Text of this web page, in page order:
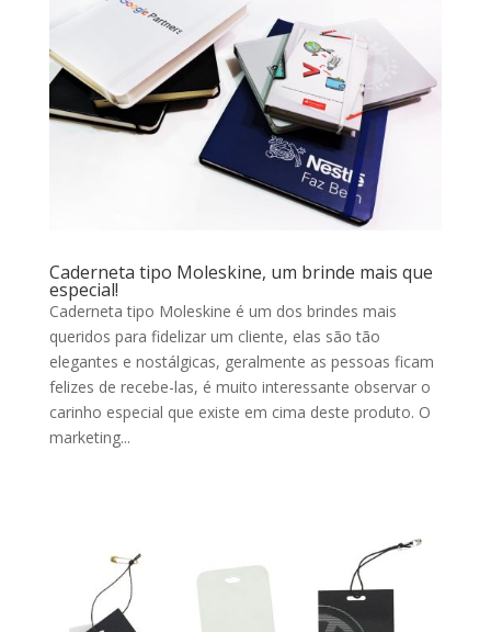
Caderneta tipo Moleskine, um brinde mais que
especial!
Caderneta tipo Moleskine é um dos brindes mais
queridos para fidelizar um cliente, elas são tão
elegantes e nostálgicas, geralmente as pessoas ficam
felizes de recebe-las, é muito interessante observar o
carinho especial que existe em cima deste produto. O
marketing...